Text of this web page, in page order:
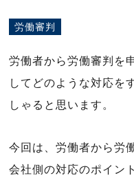
労働審判
労働者から労働審判を
してどのような対応を
しゃると思います。
今回は、労働者から労
会社側の対応のポイン